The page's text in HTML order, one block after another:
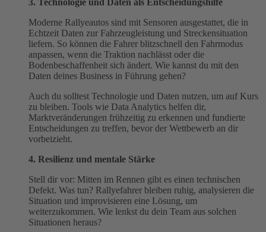
3. Technologie und Daten als Entscheidungshilfe
Moderne Rallyeautos sind mit Sensoren ausgestattet, die in
Echtzeit Daten zur Fahrzeugleistung und Streckensituation
liefern. So können die Fahrer blitzschnell den Fahrmodus
anpassen, wenn die Traktion nachlässt oder die
Bodenbeschaffenheit sich ändert. Wie kannst du mit den
Daten deines Business in Führung gehen?
Auch du solltest Technologie und Daten nutzen, um auf Kurs
zu bleiben. Tools wie Data Analytics helfen dir,
Marktveränderungen frühzeitig zu erkennen und fundierte
Entscheidungen zu treffen, bevor der Wettbewerb an dir
vorbeizieht.
4. Resilienz und mentale Stärke
Stell dir vor: Mitten im Rennen gibt es einen technischen
Defekt. Was tun? Rallyefahrer bleiben ruhig, analysieren die
Situation und improvisieren eine Lösung, um
weiterzukommen. Wie lenkst du dein Team aus solchen
Situationen heraus?